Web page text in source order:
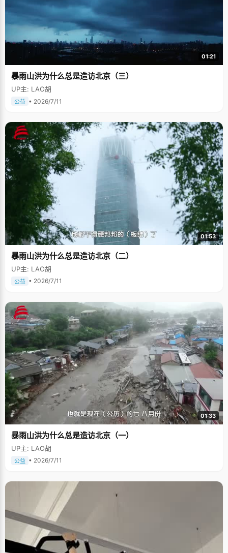
01:21
暴雨山洪为什么总是造访北京（三）
UP主: LAO胡
公益 • 2026/7/11
01:53
暴雨山洪为什么总是造访北京（二）
UP主: LAO胡
公益 • 2026/7/11
01:33
暴雨山洪为什么总是造访北京（一）
UP主: LAO胡
公益 • 2026/7/11